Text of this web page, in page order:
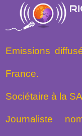
Emissions
France.
Sociétaire à la
Journaliste